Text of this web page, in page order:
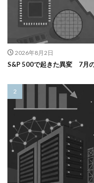
2026年8月2日
S&P 500で起きた異変 7月の